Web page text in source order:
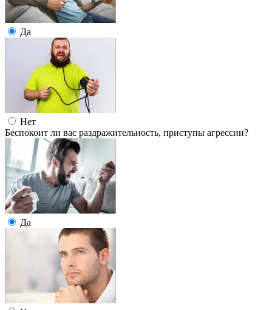
Да
Нет
Беспокоит ли вас раздражительность, приступы агрессии?
Да